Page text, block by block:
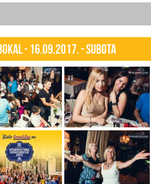
- 16.09.2017. - SUBOTA